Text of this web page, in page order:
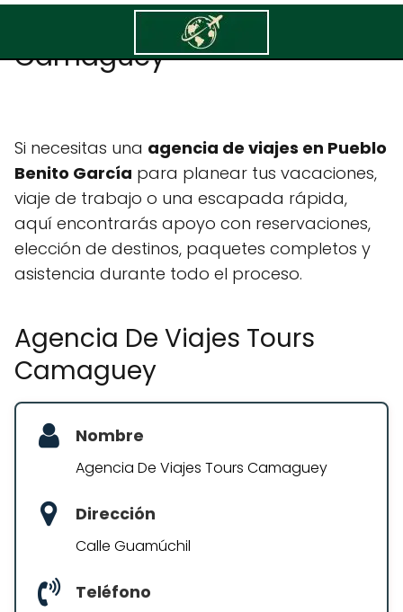
Agencia De Viajes Tours
Camaguey
Si necesitas una agencia de viajes en Pueblo
Benito García para planear tus vacaciones,
viaje de trabajo o una escapada rápida,
aquí encontrarás apoyo con reservaciones,
elección de destinos, paquetes completos y
asistencia durante todo el proceso.
Agencia De Viajes Tours
Camaguey
Nombre
Agencia De Viajes Tours Camaguey
Dirección
Calle Guamúchil
Teléfono